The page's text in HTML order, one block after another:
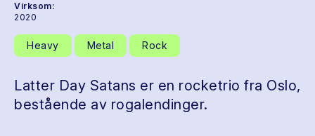
Virksom:
2020
Heavy Metal Rock
Latter Day Satans er en rocketrio fra Oslo,
bestående av rogalendinger.